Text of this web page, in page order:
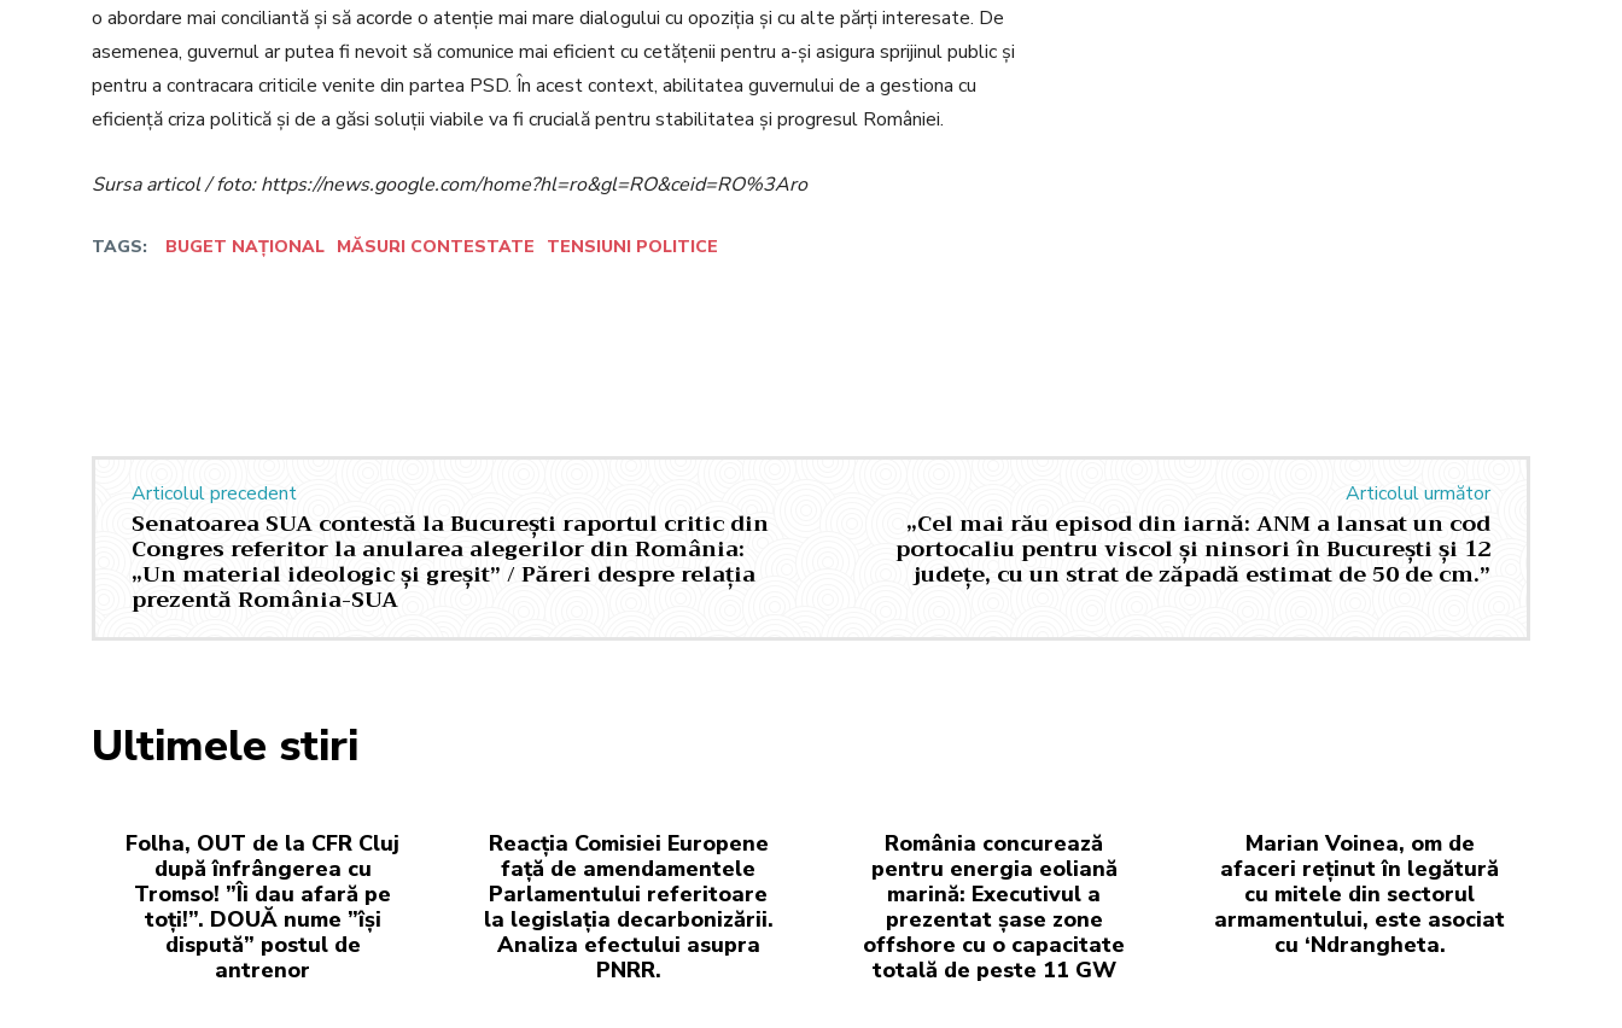
o abordare mai conciliantă și să acorde o atenție mai mare dialogului cu opoziția și cu alte părți interesate. De
asemenea, guvernul ar putea fi nevoit să comunice mai eficient cu cetățenii pentru a-și asigura sprijinul public și
pentru a contracara criticile venite din partea PSD. În acest context, abilitatea guvernului de a gestiona cu
eficiență criza politică și de a găsi soluții viabile va fi crucială pentru stabilitatea și progresul României.
Sursa articol / foto: https://news.google.com/home?hl=ro&gl=RO&ceid=RO%3Aro
TAGS: BUGET NAȚIONAL MĂSURI CONTESTATE TENSIUNI POLITICE
Articolul precedent
Senatoarea SUA contestă la București raportul critic din
Congres referitor la anularea alegerilor din România:
„Un material ideologic și greșit” / Păreri despre relația
prezentă România-SUA
Articolul următor
„Cel mai rău episod din iarnă: ANM a lansat un cod
portocaliu pentru viscol și ninsori în București și 12
județe, cu un strat de zăpadă estimat de 50 de cm.”
Ultimele stiri
Folha, OUT de la CFR Cluj
după înfrângerea cu
Tromso! ”Îi dau afară pe
toți!”. DOUĂ nume ”își
dispută” postul de
antrenor
Reacția Comisiei Europene
față de amendamentele
Parlamentului referitoare
la legislația decarbonizării.
Analiza efectului asupra
PNRR.
România concurează
pentru energia eoliană
marină: Executivul a
prezentat șase zone
offshore cu o capacitate
totală de peste 11 GW
Marian Voinea, om de
afaceri reținut în legătură
cu mitele din sectorul
armamentului, este asociat
cu ‘Ndrangheta.